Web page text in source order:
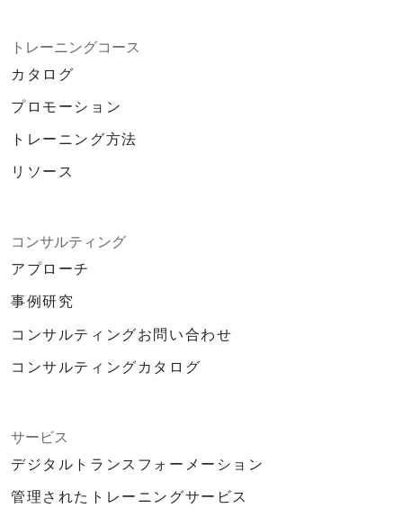
トレーニングコース
カタログ
プロモーション
トレーニング方法
リソース
コンサルティング
アプローチ
事例研究
コンサルティングお問い合わせ
コンサルティングカタログ
サービス
デジタルトランスフォーメーション
管理されたトレーニングサービス